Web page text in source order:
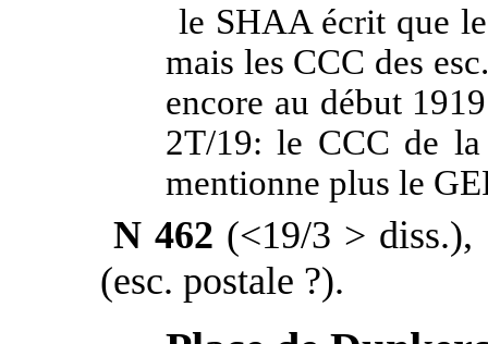
le SHAA écrit que
mais les CCC des
encore au début
2T/19: le CCC de
mentionne plus le
N 462 (<19/3 > diss.),
(esc. postale ?).